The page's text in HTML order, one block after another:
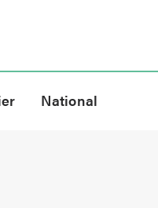
National